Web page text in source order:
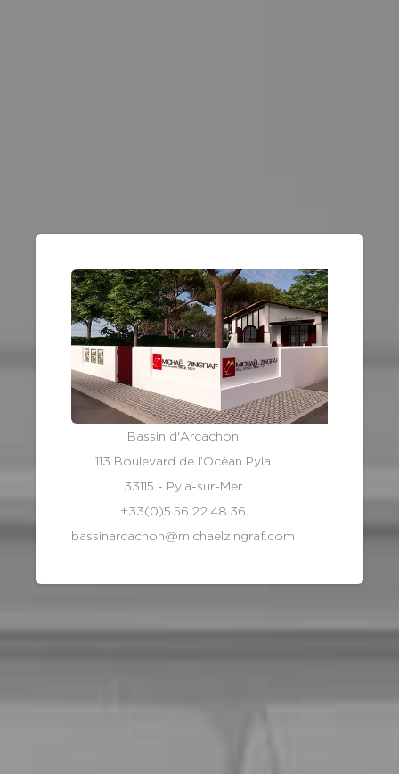
Bassin d'Arcachon
113 Boulevard de l’Océan Pyla
33115 - Pyla-sur-Mer
+33(0)5.56.22.48.36
bassinarcachon@michaelzingraf.com